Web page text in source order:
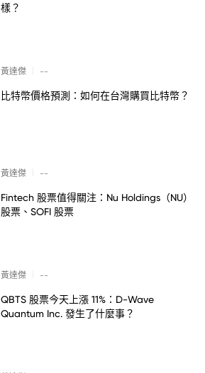
樣？
黃達傑 --
比特幣價格預測：如何在台灣購買比特幣？
黃達傑 --
Fintech 股票值得關注：Nu Holdings（NU）
股票、SOFI 股票
黃達傑 --
QBTS 股票今天上漲 11%：D-Wave
Quantum Inc. 發生了什麼事？